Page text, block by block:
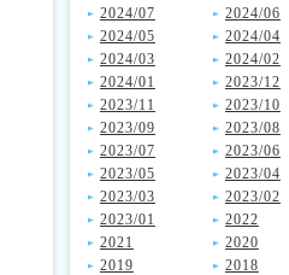
2024/07
2024/06
2024/05
2024/04
2024/03
2024/02
2024/01
2023/12
2023/11
2023/10
2023/09
2023/08
2023/07
2023/06
2023/05
2023/04
2023/03
2023/02
2023/01
2022
2021
2020
2019
2018